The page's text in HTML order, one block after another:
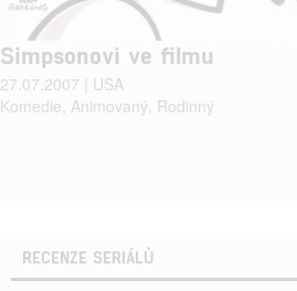
Simpsonovi ve filmu
27.07.2007 | USA
Komedie, Animovaný, Rodinný
RECENZE SERIÁLŮ